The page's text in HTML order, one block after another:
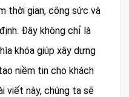
thời gian, công sức và
Đây không chỉ là
khóa giúp xây dựng
niềm tin cho khách
viết này, chúng ta sẽ